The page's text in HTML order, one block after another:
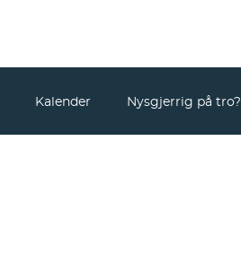
Kalender Nysgjerrig på tro?